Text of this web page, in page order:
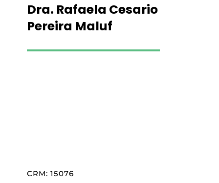
Dra. Rafaela Cesario
Pereira Maluf
CRM: 15076